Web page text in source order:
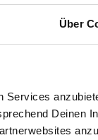
Über
Services
Deinen
in cm
cm